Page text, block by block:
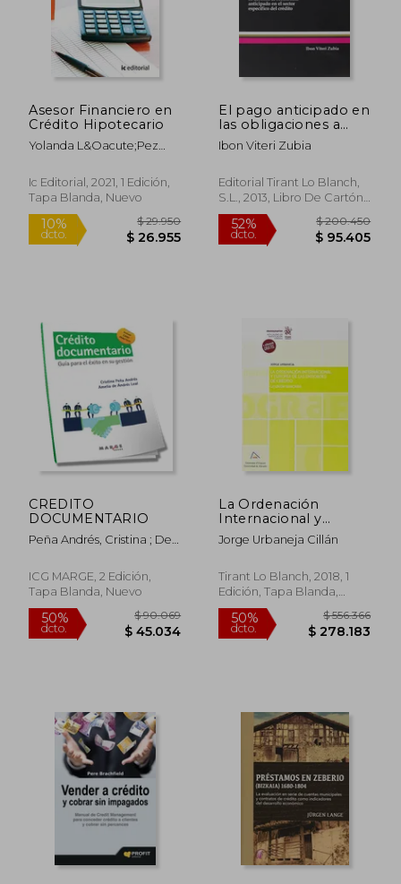
50% $ 106.642 54%
Asesor Financiero en
Crédito Hipotecario
Yolanda L&Oacute;Pez
Ic Editorial, 2021, 1 Edición,
Tapa Blanda, Nuevo
10%
dcto.
El pago anticipado en
las obligaciones a
plazo (monografía)
Ibon Viteri Zubia
Editorial Tirant Lo Blanch,
S.L., 2013, Libro De Cartón,
Nuevo
52%
dcto.
CREDITO
DOCUMENTARIO
Peña Andrés, Cristina ; De
ICG MARGE, 2 Edición,
Tapa Blanda, Nuevo
La Ordenación
Internacional y
Europea de las
Entidades de Crédito.
Jorge Urbaneja Cillán
Tirant Lo Blanch, 2018, 1
Edición, Tapa Blanda,
Usado